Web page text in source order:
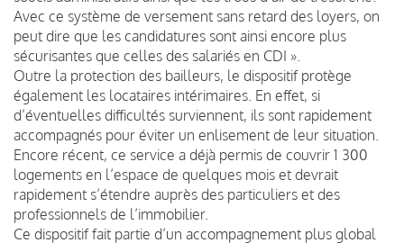
Avec ce système de versement sans retard des loyers, on
peut dire que les candidatures sont ainsi encore plus
sécurisantes que celles des salariés en CDI ».
Outre la protection des bailleurs, le dispositif protège
également les locataires intérimaires. En effet, si
d’éventuelles difficultés surviennent, ils sont rapidement
accompagnés pour éviter un enlisement de leur situation.
Encore récent, ce service a déjà permis de couvrir 1 300
logements en l’espace de quelques mois et devrait
rapidement s’étendre auprès des particuliers et des
professionnels de l’immobilier.
Ce dispositif fait partie d’un accompagnement plus global